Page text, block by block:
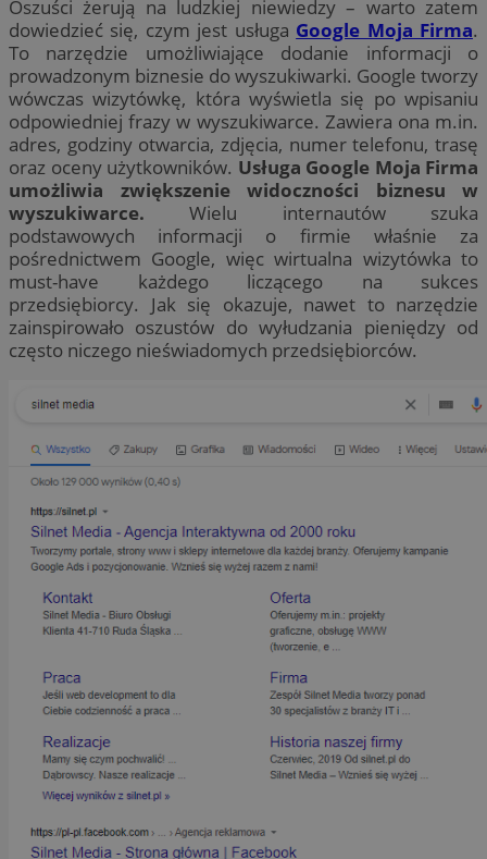
Oszuści żerują na ludzkiej niewiedzy – warto zatem
dowiedzieć się, czym jest usługa Google Moja Firma.
To narzędzie umożliwiające dodanie informacji o
prowadzonym biznesie do wyszukiwarki. Google tworzy
wówczas wizytówkę, która wyświetla się po wpisaniu
odpowiedniej frazy w wyszukiwarce. Zawiera ona m.in.
adres, godziny otwarcia, zdjęcia, numer telefonu, trasę
oraz oceny użytkowników. Usługa Google Moja Firma
umożliwia zwiększenie widoczności biznesu w
wyszukiwarce. Wielu internautów szuka
podstawowych informacji o firmie właśnie za
pośrednictwem Google, więc wirtualna wizytówka to
must-have każdego liczącego na sukces
przedsiębiorcy. Jak się okazuje, nawet to narzędzie
zainspirowało oszustów do wyłudzania pieniędzy od
często niczego nieświadomych przedsiębiorców.